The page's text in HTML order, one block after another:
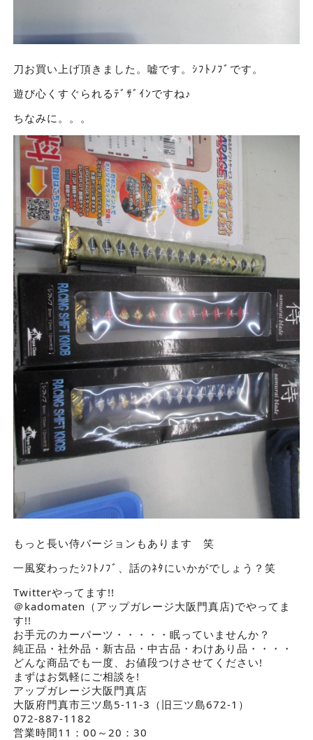
刀お買い上げ頂きました。嘘です。ｼﾌﾄﾉﾌﾞです。
遊び心くすぐられるﾃﾞｻﾞｲﾝですね♪
ちなみに。。。
もっと長い侍バージョンもあります 笑
一風変わったｼﾌﾄﾉﾌﾞ、話のﾈﾀにいかがでしょう？笑
Twitterやってます!!
＠kadomaten（アップガレージ大阪門真店)でやってま
す!!
お手元のカーパーツ・・・・・眠っていませんか？
純正品・社外品・新古品・中古品・わけあり品・・・・
どんな商品でも一度、お値段つけさせてください!
まずはお気軽にご相談を!
アップガレージ大阪門真店
大阪府門真市三ツ島5-11-3（旧三ツ島672-1）
072-887-1182
営業時間11：00～20：30